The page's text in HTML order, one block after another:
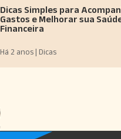
Dicas Simples para
Gastos e Melhorar sua
Financeira
Há 2 anos | Dicas